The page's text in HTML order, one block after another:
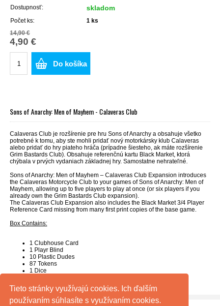
Tieto stránky využívajú cookies. Ich ďalším
používaním súhlasíte s využívaním cookies.
Dostupnosť: skladom
Počet ks: 1 ks
14,90 €
4,90 €
Do košíka
Sons of Anarchy: Men of Mayhem - Calaveras Club
Calaveras Club je rozšírenie pre hru Sons of Anarchy a obsahuje všetko
potrebné k tomu, aby ste mohli pridať nový motorkársky klub Calaveras
alebo pridať do hry piateho hráča (prípadne šiesteho, ak máte rozšírenie
Grim Bastards Club). Obsahuje referenčnú kartu Black Market, ktorá
chýbala v prvých vydaniach základnej hry. Samostatne nehrateľné.
Sons of Anarchy: Men of Mayhem – Calaveras Club Expansion introduces
the Calaveras Motorcycle Club to your games of Sons of Anarchy: Men of
Mayhem, allowing up to five players to play at once (or six players if you
already own the Grim Bastards Club expansion).
The Calaveras Club Expansion also includes the Black Market 3/4 Player
Reference Card missing from many first print copies of the base game.
Box Contains:
1 Clubhouse Card
1 Playr Blind
10 Plastic Dudes
87 Tokens
1 Dice